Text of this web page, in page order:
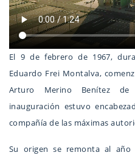
El 9 de febrero de 1967,
Eduardo Frei Montalva,
Arturo Merino Benítez de
inauguración estuvo
compañía de las máximas
Su origen se remonta al año